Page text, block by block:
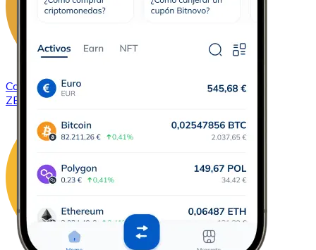
ComprarZCash
con transferencia bancaria
ZEC